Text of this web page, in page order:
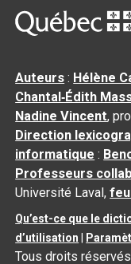
Auteurs : Hélène
Chantal‑Édith
Nadine Vincent,
Direction
informatique :
Professeurs
Université Laval,
Qu’est-ce que le
d’utilisation
Tous droits réservés